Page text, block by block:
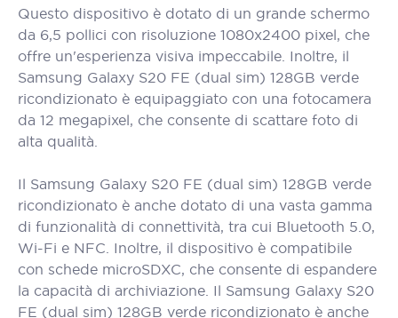
Questo dispositivo è dotato di un grande schermo
da 6,5 pollici con risoluzione 1080x2400 pixel, che
offre un'esperienza visiva impeccabile. Inoltre, il
Samsung Galaxy S20 FE (dual sim) 128GB verde
ricondizionato è equipaggiato con una fotocamera
da 12 megapixel, che consente di scattare foto di
alta qualità.
Il Samsung Galaxy S20 FE (dual sim) 128GB verde
ricondizionato è anche dotato di una vasta gamma
di funzionalità di connettività, tra cui Bluetooth 5.0,
Wi-Fi e NFC. Inoltre, il dispositivo è compatibile
con schede microSDXC, che consente di espandere
la capacità di archiviazione. Il Samsung Galaxy S20
FE (dual sim) 128GB verde ricondizionato è anche